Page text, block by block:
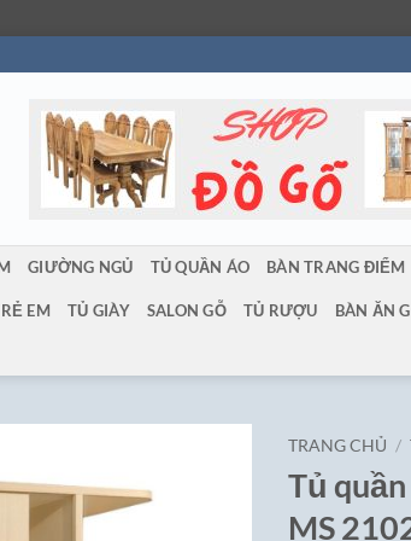
GIƯỜNG NGỦ TỦ QUẦN ÁO BÀN TRANG ĐIỂM
EM TỦ GIÀY SALON GỖ TỦ RƯỢU BÀN ĂN
TRANG CHỦ /
Tủ
MS